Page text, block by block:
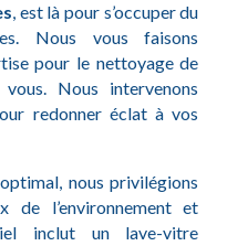
, est là pour s’occuper du
Nous vous faisons
pour le nettoyage de
Nous intervenons
redonner éclat à vos
nous privilégions
de l’environnement et
inclut un lave-vitre